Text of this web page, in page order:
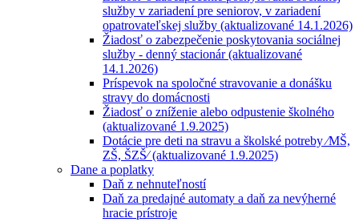
služby v zariadení pre seniorov, v zariadení
opatrovateľskej služby (aktualizované 14.1.2026)
Žiadosť o zabezpečenie poskytovania sociálnej
služby - denný stacionár (aktualizované
14.1.2026)
Príspevok na spoločné stravovanie a donášku
stravy do domácnosti
Žiadosť o zníženie alebo odpustenie školného
(aktualizované 1.9.2025)
Dotácie pre deti na stravu a školské potreby ⁄MŠ,
ZŠ, ŠZŠ⁄ (aktualizované 1.9.2025)
Dane a poplatky
Daň z nehnuteľností
Daň za predajné automaty a daň za nevýherné
hracie prístroje